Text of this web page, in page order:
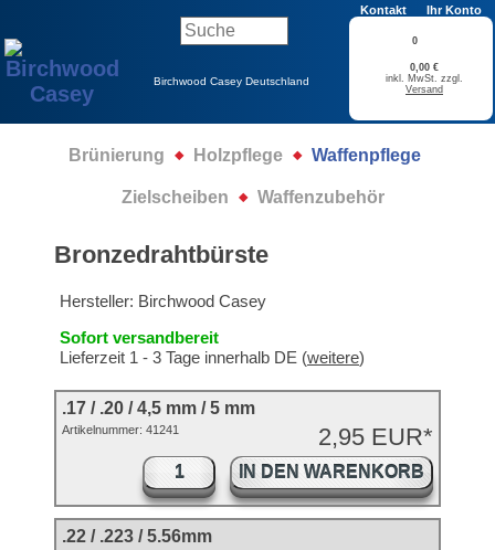
Kontakt Ihr Konto
Birchwood Casey Deutschland
0
0,00 €
inkl. MwSt. zzgl.
Versand
Brünierung Holzpflege Waffenpflege
Zielscheiben Waffenzubehör
Bronzedrahtbürste
Hersteller: Birchwood Casey
Sofort versandbereit
Lieferzeit 1 - 3 Tage innerhalb DE (weitere)
.17 / .20 / 4,5 mm / 5 mm
2,95 EUR*
Artikelnummer: 41241
IN DEN WARENKORB
.22 / .223 / 5.56mm